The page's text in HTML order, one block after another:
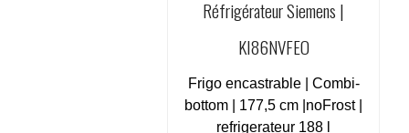
Réfrigérateur Siemens |
KI86NVFEO
Frigo encastrable | Combi-
bottom | 177,5 cm |noFrost |
refrigerateur 188 l